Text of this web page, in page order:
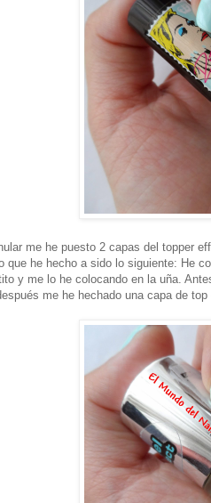
me he puesto 2 capas del topper
que he hecho a sido lo siguiente: He
y me lo he colocando en la uña.
me he hechado una capa de